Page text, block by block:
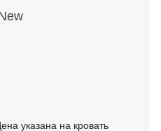
указана на кровать